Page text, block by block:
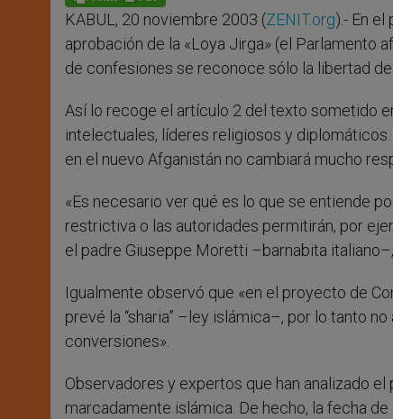
p e
r
k
KABUL, 20 noviembre 2003 (ZENIT.org).- En
aprobación de la «Loya Jirga» (el Parlamento
de confesiones se reconoce sólo la libertad
Así lo recoge el artículo 2 del texto sometido
intelectuales, líderes religiosos y
en el nuevo Afganistán no cambiará mucho
«Es necesario ver qué es lo que se entiende
restrictiva o las autoridades permitirán, por
el padre Giuseppe Moretti –barnabita
Igualmente observó que «en el proyecto de
prevé la “sharia” –ley islámica–, por lo tanto
conversiones».
Observadores y expertos que han analizado
marcadamente islámica. De hecho, la fecha